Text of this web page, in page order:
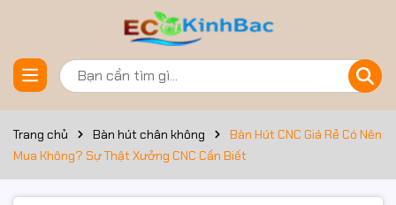
Trang chủ Bàn hút chân không
Bàn Hút CNC Giá Rẻ Có Nên
Mua Không? Sự Thật Xưởng CNC Cần Biết